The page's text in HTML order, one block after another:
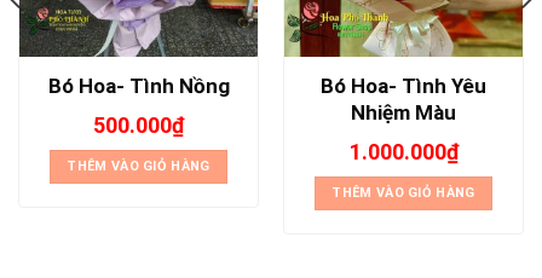
Bó Hoa- Tình Nồng
500.000₫
THÊM VÀO GIỎ HÀNG
Bó Hoa- Tình Yêu
Nhiệm Màu
1.000.000₫
THÊM VÀO GIỎ HÀNG